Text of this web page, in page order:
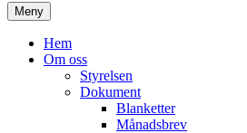
Meny Hoppa
till
innehåll
Hem
Om oss
Styrelsen
Dokument
Blanketter
Månadsbrev